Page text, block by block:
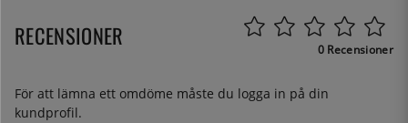
RECENSIONER 0 Recensioner
För att lämna ett omdöme måste du logga in på din
kundprofil.